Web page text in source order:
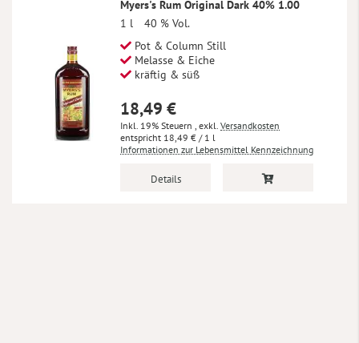
Myers's Rum Original Dark 40% 1.00
1 l
40 % Vol.
Pot & Column Still
Melasse & Eiche
kräftig & süß
18,49 €
Inkl. 19% Steuern , exkl. Versandkosten
18,49 € / 1 l
Informationen zur Lebensmittel Kennzeichnung
Details